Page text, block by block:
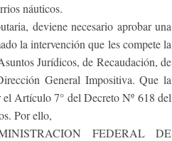
náuticos.
deviene necesario aprobar una
la intervención que les compete la
Jurídicos, de Recaudación, de
General Impositiva. Que la
el Artículo 7° del Decreto Nº 618 del
Por ello,
FEDERAL DE